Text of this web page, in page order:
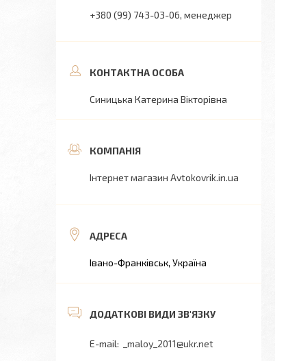
+380 (99) 743-03-06 менеджер
Синицька Катерина Вікторівна
Інтернет магазин Avtokovrik.in.ua
Івано-Франківськ, Україна
_maloy_2011@ukr.net